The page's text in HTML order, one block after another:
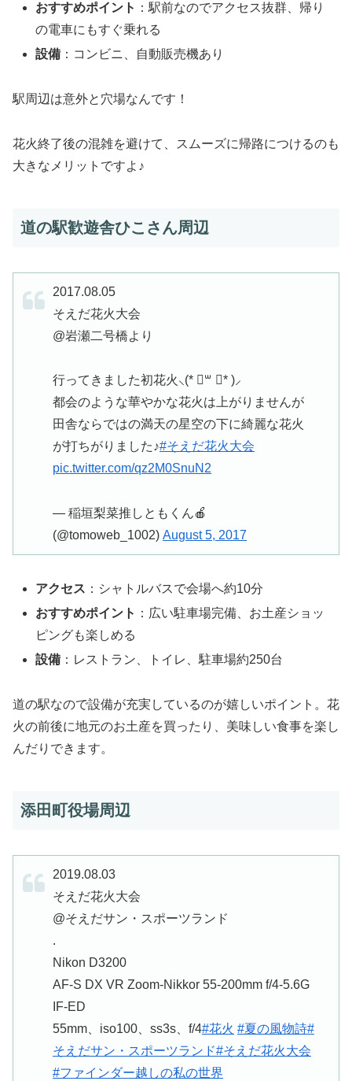
おすすめポイント ：駅前なのでアクセス抜群、帰り
の電車にもすぐ乗れる
設備 ：コンビニ、自動販売機あり
駅周辺は意外と穴場なんです！
花火終了後の混雑を避けて、スムーズに帰路につけるのも
大きなメリットですよ♪
道の駅歓遊舎ひこさん周辺
2017.08.05
そえだ花火大会
@岩瀬二号橋より
行ってきました初花火⸜(* ॑꒳ ॑* )⸝
都会のような華やかな花火は上がりませんが
田舎ならではの満天の星空の下に綺麗な花火
が打ちがりました♪#そえだ花火大会
pic.twitter.com/qz2M0SnuN2
— 稲垣梨菜推しともくん🍎
(@tomoweb_1002) August 5, 2017
アクセス ：シャトルバスで会場へ約10分
おすすめポイント ：広い駐車場完備、お土産ショッ
ピングも楽しめる
設備 ：レストラン、トイレ、駐車場約250台
道の駅なので設備が充実しているのが嬉しいポイント。花
火の前後に地元のお土産を買ったり、美味しい食事を楽し
んだりできます。
添田町役場周辺
2019.08.03
そえだ花火大会
@そえだサン・スポーツランド
.
Nikon D3200
AF-S DX VR Zoom-Nikkor 55-200mm f/4-5.6G
IF-ED
55mm、iso100、ss3s、f/4#花火 #夏の風物詩#
そえだサン・スポーツランド#そえだ花火大会
#ファインダー越しの私の世界